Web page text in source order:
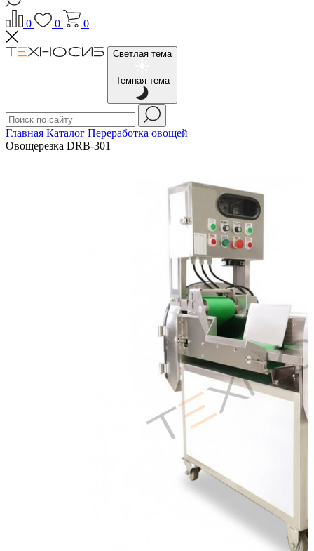
0 0 0
Светлая тема
Темная тема
Главная Каталог Переработка овощей
Овощерезка DRB-301